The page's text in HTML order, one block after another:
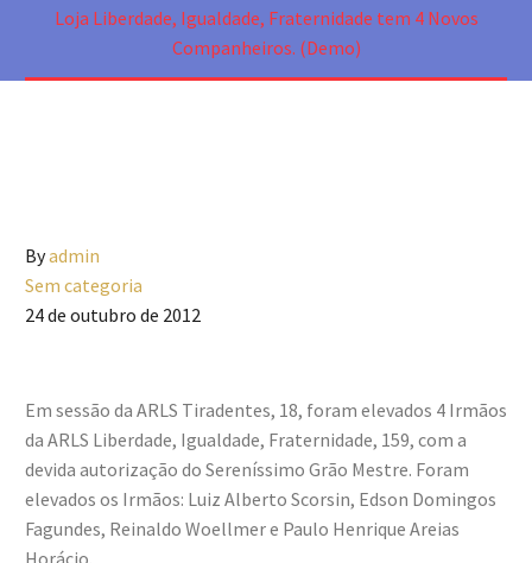
Loja Liberdade, Igualdade, Fraternidade tem 4 Novos
Companheiros. (Demo)
Byadmin
Sem categoria
24 de outubro de 2012
Em sessão da ARLS Tiradentes, 18, foram elevados 4 Irmãos
da ARLS Liberdade, Igualdade, Fraternidade, 159, com a
devida autorização do Sereníssimo Grão Mestre. Foram
elevados os Irmãos: Luiz Alberto Scorsin, Edson Domingos
Fagundes, Reinaldo Woellmer e Paulo Henrique Areias
Horácio.